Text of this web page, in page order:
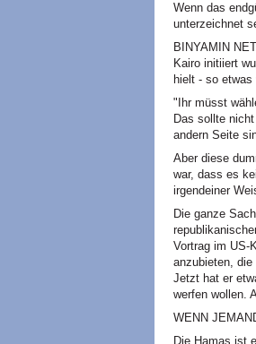
Wenn das
unterzeichnet
BINYAMIN
Kairo initiiert
hielt - so
"Ihr müsst
Das sollte
andern Seite
Aber diese
war, dass es
irgendeiner
Die ganze
Vortrag im US-
anzubieten,
Jetzt hat er
werfen wollen.
WENN
Die Hamas ist